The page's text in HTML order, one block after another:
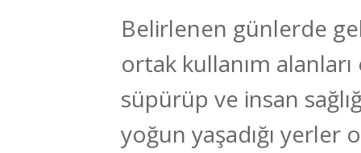
Belirlenen günlerde
ortak kullanım
süpürüp ve insan
yoğun yaşadığı yerler